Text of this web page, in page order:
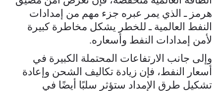
هرمز ـ الذي يمر عبره جزء مهم من إمدادات
النفط العالمية ـ للخطر يشكل مخاطرة كبيرة
لأمن إمدادات النفط وأسعاره.
وإلى جانب الارتفاعات المحتملة الكبيرة في
أسعار النفط، فإن زيادة تكاليف الشحن وإعادة
تشكيل طرق الإمداد ستؤثر سلبًا أيضًا في